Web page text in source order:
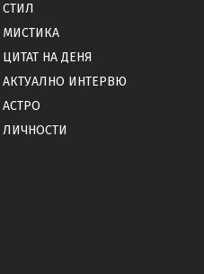
СТИЛ
МИСТИКА
ЦИТАТ НА ДЕНЯ
АКТУАЛНО ИНТЕРВЮ
АСТРО
ЛИЧНОСТИ